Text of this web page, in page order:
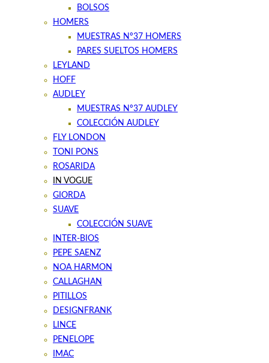
BOLSOS
HOMERS
MUESTRAS Nº37 HOMERS
PARES SUELTOS HOMERS
LEYLAND
HOFF
AUDLEY
MUESTRAS Nº37 AUDLEY
COLECCIÓN AUDLEY
FLY LONDON
TONI PONS
ROSARIDA
IN VOGUE
GIORDA
SUAVE
COLECCIÓN SUAVE
INTER-BIOS
PEPE SAENZ
NOA HARMON
CALLAGHAN
PITILLOS
DESIGNFRANK
LINCE
PENELOPE
IMAC